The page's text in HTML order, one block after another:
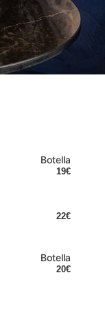
Botella
19€
22€
Botella
20€